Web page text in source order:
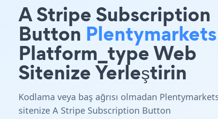
A Stripe Subscription
Button Plentymarkets
Platform_type Web
Sitenize Yerleştirin
Kodlama veya baş ağrısı olmadan
sitenize A Stripe Subscription Button